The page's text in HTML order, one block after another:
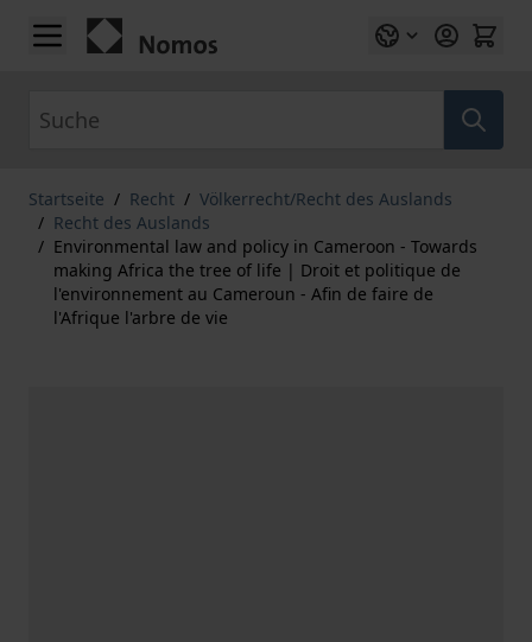
Zum Inhalt springen
Startseite / Recht / Völkerrecht/Recht des Auslands
/ Recht des Auslands
/ Environmental law and policy in Cameroon - Towards
making Africa the tree of life | Droit et politique de
l'environnement au Cameroun - Afin de faire de
l'Afrique l'arbre de vie